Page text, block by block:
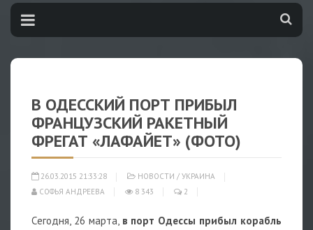
В ОДЕССКИЙ ПОРТ ПРИБЫЛ
ФРАНЦУЗСКИЙ РАКЕТНЫЙ
ФРЕГАТ «ЛАФАЙЕТ» (ФОТО)
26.03.2015 21:33:28 НОВОСТИ / УКРАИНА
СОФЬЯ АНДРЕЕВА
8 343 2
Сегодня, 26 марта, в порт Одессы прибыл корабль